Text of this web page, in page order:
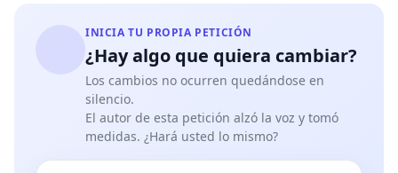
INICIA TU PROPIA PETICIÓN
¿Hay algo que quiera cambiar?
Los cambios no ocurren quedándose en
silencio.
El autor de esta petición alzó la voz y tomó
medidas. ¿Hará usted lo mismo?